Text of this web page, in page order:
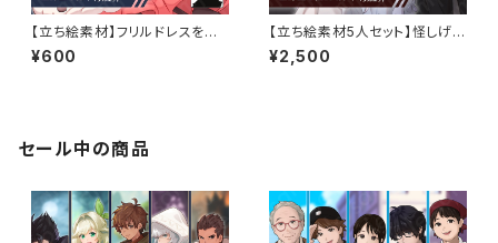
【立ち絵素材】フリルドレスを着
たうさ耳女性のイラスト・ファン
タジー・獣人・リボン・全身表情1
¥600
【立ち絵素材5人セット】怪しげな
少年少女・魔女・吸血鬼・執事・
男女のキャラクターイラスト・フ
¥2,500
セール中の商品